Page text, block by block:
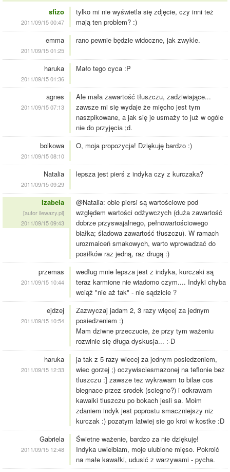
sfizo
2011/09/15 00:47
tylko mi nie wyświetla się zdjęcie, czy inni też
mają ten problem? :)
emma
2011/09/15 01:25
rano pewnie będzie widoczne, jak zwykle.
haruka
2011/09/15 01:36
Mało tego cyca :P
agnes
2011/09/15 07:13
Ale mała zawartość tłuszczu, zadziwiające...
zawsze mi się wydaje że mięcho jest tym
naszpikowane, a jak się je usmaży to już w ogóle
nie do przyjęcia ;d.
bolkowa
2011/09/15 08:10
O, moja propozycja! Dziękuję bardzo :)
Natalia
2011/09/15 09:29
lepsza jest pierś z indyka czy z kurczaka?
Izabela
[autor ilewazy.pl]
2011/09/15 09:43
@Natalia: obie piersi są wartościowe pod
względem wartości odżywczych (duża zawartość
dobrze przyswajalnego, pełnowartościowego
białka; śladowa zawartość tłuszczu). W ramach
urozmaiceń smakowych, warto wprowadzać do
posiłków raz jedną, raz drugą :)
przemas
2011/09/15 10:44
według mnie lepsza jest z indyka, kurczaki są
teraz karmione nie wiadomo czym.... Indyki chyba
wciąż "nie aż tak" - nie sądzicie ?
ejdzej
2011/09/15 10:54
Zazwyczaj jadam 2, 3 razy więcej za jednym
posiedzeniem :)
Mam dziwne przeczucie, że przy tym ważeniu
rozwinie się długa dyskusja... :-D
haruka
2011/09/15 12:33
ja tak z 5 razy wiecej za jednym posiedzeniem,
wiec gorzej ;) oczywisciesmazonej na teflonie bez
tluszczu :] zawsze tez wykrawam to bilae cos
biegnace przez srodek (sciegno?) i odkrawam
kawalki tluszczu po bokach jesli sa. Moim
zdaniem indyk jest poprostu smaczniejszy niz
kurczak :) pozatym latwiej sie go kroi w kostke :D
Gabriela
2011/09/15 12:48
Świetne ważenie, bardzo za nie dziękuję!
Indyka uwielbiam, moje ulubione mięso. Pokroić
na małe kawałki, udusić z warzywami - pycha.